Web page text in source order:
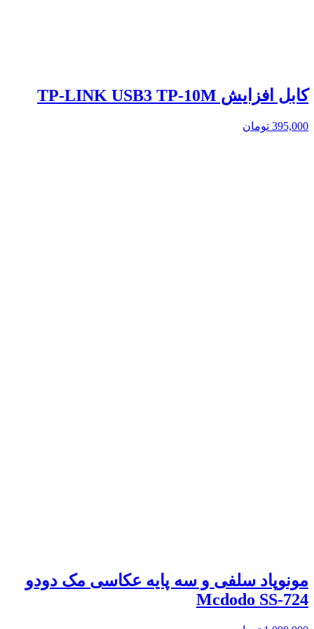
کابل افزایش TP-LINK USB3 TP-10M
395,000 تومان
مونوپاد سلفی و سه پایه عکاسی مک دودو
Mcdodo SS-724